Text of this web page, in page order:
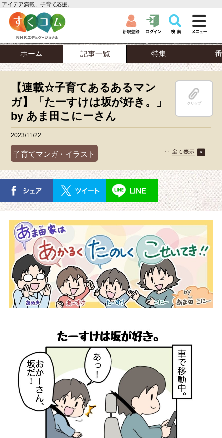
アイデア満載、子育て応援。
ホーム 記事一覧 特集
【連載☆子育てあるあるマン
ガ】「たーすけは坂が好き。」
by あま田こにーさん
クリップ
2023/11/22
子育てマンガ・イラスト